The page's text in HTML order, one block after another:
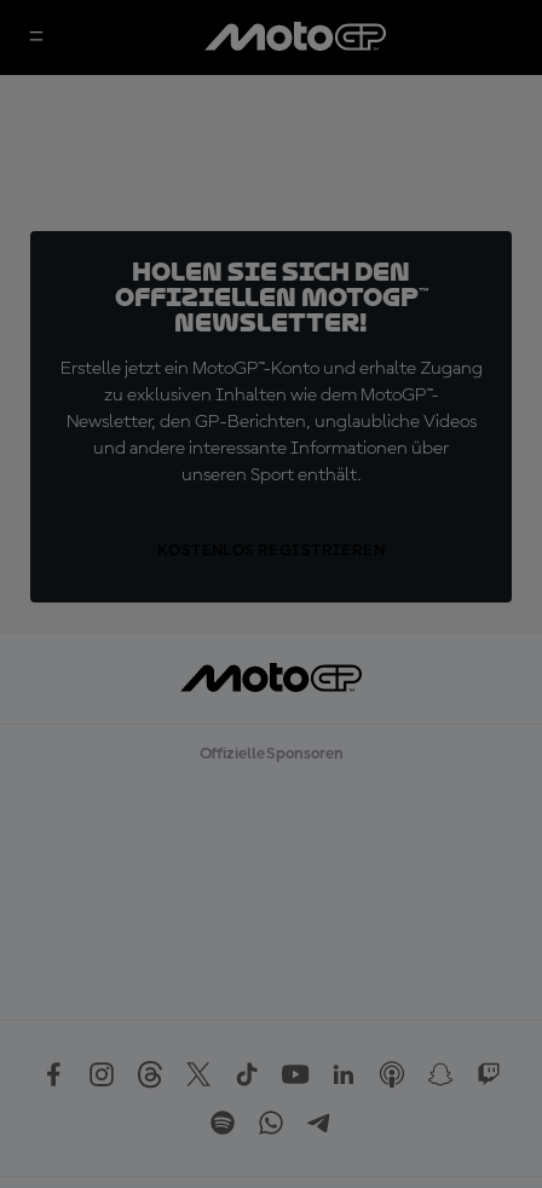
Holen Sie sich den
offiziellen MotoGP™
Newsletter!
Erstelle jetzt ein MotoGP™-Konto und erhalte Zugang
zu exklusiven Inhalten wie dem MotoGP™-
Newsletter, den GP-Berichten, unglaubliche Videos
und andere interessante Informationen über
unseren Sport enthält.
Offizielle Sponsoren